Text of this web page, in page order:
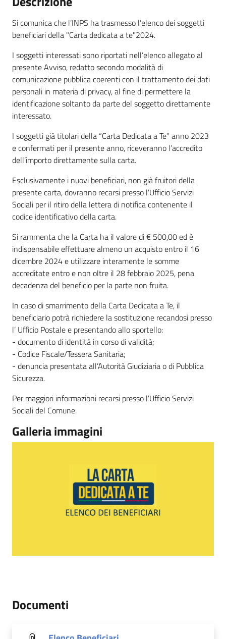
Si comunica che l’INPS ha trasmesso l’elenco dei soggetti
beneficiari della "Carta dedicata a te"2024.
I soggetti interessati sono riportati nell’elenco allegato al
presente Avviso, redatto secondo modalità di
comunicazione pubblica coerenti con il trattamento dei dati
personali in materia di privacy, al fine di permettere la
identificazione soltanto da parte del soggetto direttamente
interessato.
I soggetti già titolari della “Carta Dedicata a Te” anno 2023
e confermati per il presente anno, riceveranno l’accredito
dell’importo direttamente sulla carta.
Esclusivamente i nuovi beneficiari, non già fruitori della
presente carta, dovranno recarsi presso l’Ufficio Servizi
Sociali per il ritiro della lettera di notifica contenente il
codice identificativo della carta.
Si rammenta che la Carta ha il valore di € 500,00 ed è
indispensabile effettuare almeno un acquisto entro il 16
dicembre 2024 e utilizzare interamente le somme
accreditate entro e non oltre il 28 febbraio 2025, pena
decadenza del beneficio per la parte non fruita.
In caso di smarrimento della Carta Dedicata a Te, il
beneficiario potrà richiedere la sostituzione recandosi presso
l’ Ufficio Postale e presentando allo sportello:
- documento di identità in corso di validità;
- Codice Fiscale/Tessera Sanitaria;
- denuncia presentata all’Autorità Giudiziaria o di Pubblica
Sicurezza.
Per maggiori informazioni recarsi presso l’Ufficio Servizi
Sociali del Comune.
Galleria immagini
Documenti